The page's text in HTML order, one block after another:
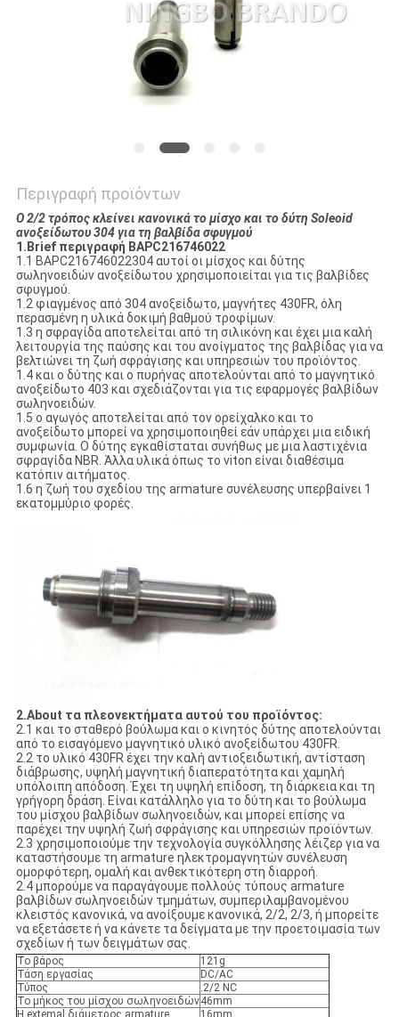
Περιγραφή προϊόντων
Ο 2/2 τρόπος κλείνει κανονικά το μίσχο και το δύτη Soleoid
ανοξείδωτου 304 για τη βαλβίδα σφυγμού
1.Brief περιγραφή BAPC216746022
1.1 BAPC216746022304 αυτοί οι μίσχος και δύτης
σωληνοειδών ανοξείδωτου χρησιμοποιείται για τις βαλβίδες
σφυγμού.
1.2 φιαγμένος από 304 ανοξείδωτο, μαγνήτες 430FR, όλη
περασμένη η υλικά δοκιμή βαθμού τροφίμων.
1.3 η σφραγίδα αποτελείται από τη σιλικόνη και έχει μια καλή
λειτουργία της παύσης και του ανοίγματος της βαλβίδας για να
βελτιώνει τη ζωή σφράγισης και υπηρεσιών του προϊόντος.
1.4 και ο δύτης και ο πυρήνας αποτελούνται από το μαγνητικό
ανοξείδωτο 403 και σχεδιάζονται για τις εφαρμογές βαλβίδων
σωληνοειδών.
1.5 ο αγωγός αποτελείται από τον ορείχαλκο και το
ανοξείδωτο μπορεί να χρησιμοποιηθεί εάν υπάρχει μια ειδική
συμφωνία. Ο δύτης εγκαθίσταται συνήθως με μια λαστιχένια
σφραγίδα NBR. Άλλα υλικά όπως το viton είναι διαθέσιμα
κατόπιν αιτήματος.
1.6 η ζωή του σχεδίου της armature συνέλευσης υπερβαίνει 1
εκατομμύριο φορές.
2.About τα πλεονεκτήματα αυτού του προϊόντος:
2.1 και το σταθερό βούλωμα και ο κινητός δύτης αποτελούνται
από το εισαγόμενο μαγνητικό υλικό ανοξείδωτου 430FR.
2.2 το υλικό 430FR έχει την καλή αντιοξειδωτική, αντίσταση
διάβρωσης, υψηλή μαγνητική διαπερατότητα και χαμηλή
υπόλοιπη απόδοση. Έχει τη υψηλή επίδοση, τη διάρκεια και τη
γρήγορη δράση. Είναι κατάλληλο για το δύτη και το βούλωμα
του μίσχου βαλβίδων σωληνοειδών, και μπορεί επίσης να
παρέχει την υψηλή ζωή σφράγισης και υπηρεσιών προϊόντων.
2.3 χρησιμοποιούμε την τεχνολογία συγκόλλησης λέιζερ για να
καταστήσουμε τη armature ηλεκτρομαγνητών συνέλευση
ομορφότερη, ομαλή και ανθεκτικότερη στη διαρροή.
2.4 μπορούμε να παραγάγουμε πολλούς τύπους armature
βαλβίδων σωληνοειδών τμημάτων, συμπεριλαμβανομένου
κλειστός κανονικά, να ανοίξουμε κανονικά, 2/2, 2/3, ή μπορείτε
να εξετάσετε ή να κάνετε τα δείγματα με την προετοιμασία των
σχεδίων ή των δειγμάτων σας.
Το βάρος
121g
Τάση εργασίας
DC/AC
Τύπος
.2/2 NC
Το μήκος του μίσχου σωληνοειδών46mm